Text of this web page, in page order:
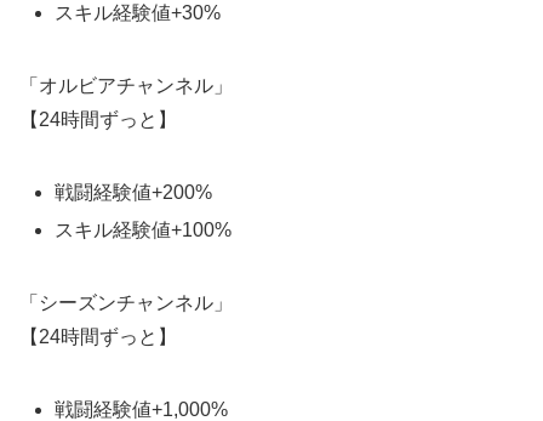
スキル経験値+30%
「オルビアチャンネル」
【24時間ずっと】
戦闘経験値+200%
スキル経験値+100%
「シーズンチャンネル」
【24時間ずっと】
戦闘経験値+1,000%